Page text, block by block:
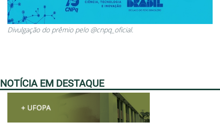
Divulgação do prêmio pelo @cnpq_oficial.
NOTÍCIA EM DESTAQUE